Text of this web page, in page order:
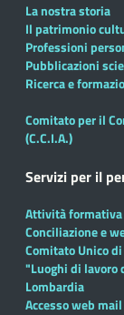
La nostra storia
Il patrimonio
Professioni
Pubblicazioni
Ricerca e
Comitato per il
(C.C.I.A.)
Servizi per il
Attività formativa
Conciliazione e
Comitato Unico di
"Luoghi di lavoro
Lombardia
Accesso web mail